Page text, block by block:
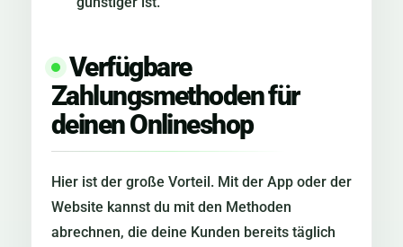
Verfügbare
Zahlungsmethoden für
deinen Onlineshop
Hier ist der große Vorteil. Mit der App oder der
Website kannst du mit den Methoden
abrechnen, die deine Kunden bereits täglich